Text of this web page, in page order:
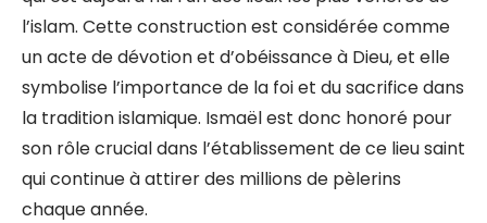
l’islam. Cette construction est considérée comme
un acte de dévotion et d’obéissance à Dieu, et elle
symbolise l’importance de la foi et du sacrifice dans
la tradition islamique. Ismaël est donc honoré pour
son rôle crucial dans l’établissement de ce lieu saint
qui continue à attirer des millions de pèlerins
chaque année.